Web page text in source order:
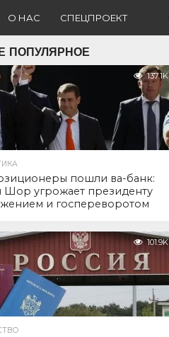
О НАС СПЕЦПРОЕКТ
ПОПУЛЯРНОЕ
137.1K
пошли ва-банк:
Шор угрожает президенту
и госпереворотом
101.9K